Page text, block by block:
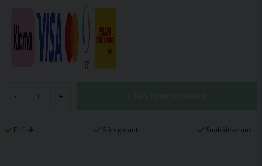
- +
Fri frakt 5 års garanti Snabb leverans